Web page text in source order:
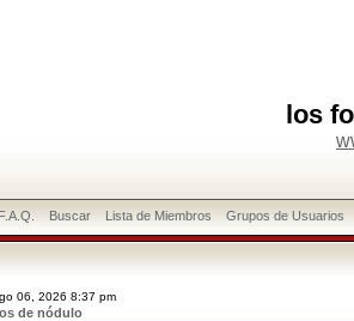
los
F.A.Q. Buscar Lista de Miembros Grupos de Usuarios
06, 2026 8:37 pm
de nódulo